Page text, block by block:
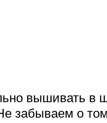
вышивать в
забываем о